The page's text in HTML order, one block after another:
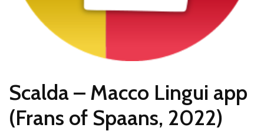
Scalda – Macco Lingui app
(Frans of Spaans, 2022)